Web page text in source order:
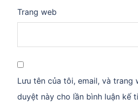
Trang web
Lưu tên của tôi, email, và trang
duyệt này cho lần bình luận kế